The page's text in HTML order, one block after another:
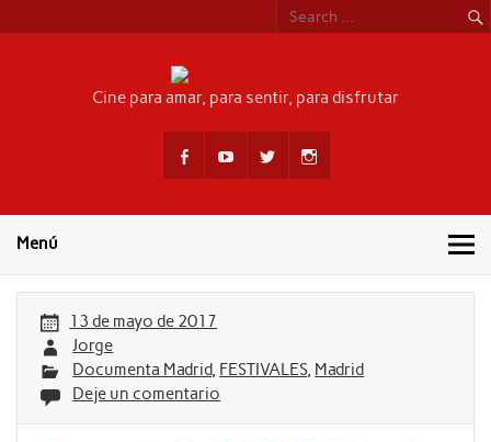
content
Cine para amar, para sentir, para disfrutar
Menú
13 de mayo de 2017
Jorge
Documenta Madrid, FESTIVALES, Madrid
Deje un comentario